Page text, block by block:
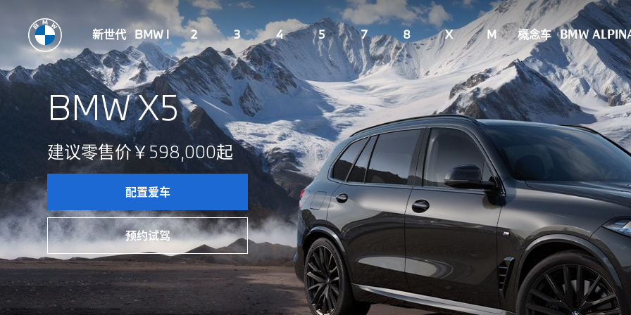
新世代 BMW i 2 3 4 5 7 8 X M 概念车 BMW
BMW X5
建议零售价￥598,000起
配置爱车
预约试驾